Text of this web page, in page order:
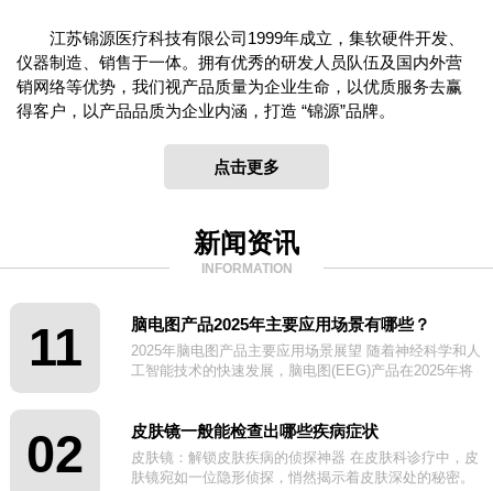
江苏锦源医疗科技有限公司1999年成立，集软硬件开发、
仪器制造、销售于一体。拥有优秀的研发人员队伍及国内外营
销网络等优势，我们视产品质量为企业生命，以优质服务去赢
得客户，以产品品质为企业内涵，打造 “锦源”品牌。
点击更多
新闻资讯
INFORMATION
11 脑电图产品2025年主要应用场景有哪些？
2025年脑电图产品主要应用场景展望 随着神经科学和人
工智能技术的快速发展，脑电图(EEG)产品在2025年将
02 皮肤镜一般能检查出哪些疾病症状
皮肤镜：解锁皮肤疾病的侦探神器 在皮肤科诊疗中，皮
肤镜宛如一位隐形侦探，悄然揭示着皮肤深处的秘密。